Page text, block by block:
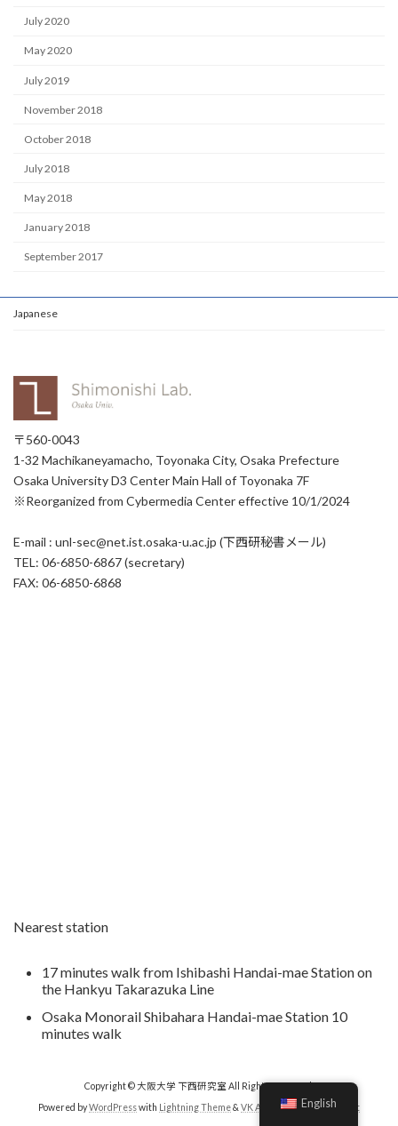
July 2020
May 2020
July 2019
November 2018
October 2018
July 2018
May 2018
January 2018
September 2017
Japanese
〒560-0043
1-32 Machikaneyamacho, Toyonaka City, Osaka Prefecture
Osaka University D3 Center Main Hall of Toyonaka 7F
※Reorganized from Cybermedia Center effective 10/1/2024
E-mail : unl-sec@net.ist.osaka-u.ac.jp (下西研秘書メール)
TEL: 06-6850-6867 (secretary)
FAX: 06-6850-6868
Nearest station
17 minutes walk from Ishibashi Handai-mae Station on
the Hankyu Takarazuka Line
Osaka Monorail Shibahara Handai-mae Station 10
minutes walk
Copyright © 大阪大学 下西研究室 All Rights Reserved.
Powered byWordPresswith Lightning Theme&VK All in One Expansion Unit
English